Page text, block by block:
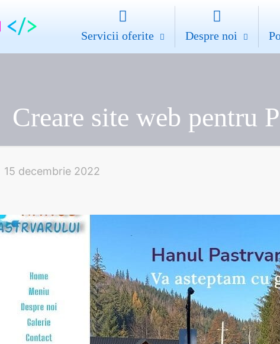
Servicii oferite Despre noi
Creare site web pentru
15 decembrie 2022